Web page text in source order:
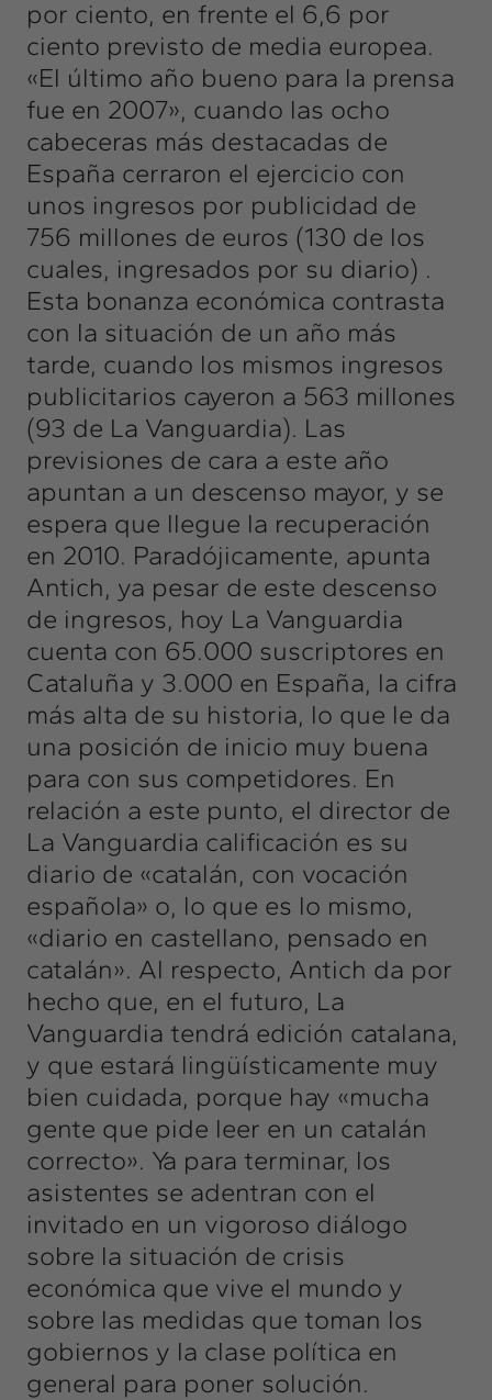
por ciento, en frente el 6,6 por
ciento previsto de media europea.
«El último año bueno para la prensa
fue en 2007», cuando las ocho
cabeceras más destacadas de
España cerraron el ejercicio con
unos ingresos por publicidad de
756 millones de euros (130 de los
cuales, ingresados ​​por su diario) .
Esta bonanza económica contrasta
con la situación de un año más
tarde, cuando los mismos ingresos
publicitarios cayeron a 563 millones
(93 de La Vanguardia). Las
previsiones de cara a este año
apuntan a un descenso mayor, y se
espera que llegue la recuperación
en 2010. Paradójicamente, apunta
Antich, ya pesar de este descenso
de ingresos, hoy La Vanguardia
cuenta con 65.000 suscriptores en
Cataluña y 3.000 en España, la cifra
más alta de su historia, lo que le da
una posición de inicio muy buena
para con sus competidores. En
relación a este punto, el director de
La Vanguardia calificación es su
diario de «catalán, con vocación
española» o, lo que es lo mismo,
«diario en castellano, pensado en
catalán». Al respecto, Antich da por
hecho que, en el futuro, La
Vanguardia tendrá edición catalana,
y que estará lingüísticamente muy
bien cuidada, porque hay «mucha
gente que pide leer en un catalán
correcto». Ya para terminar, los
asistentes se adentran con el
invitado en un vigoroso diálogo
sobre la situación de crisis
económica que vive el mundo y
sobre las medidas que toman los
gobiernos y la clase política en
general para poner solución.